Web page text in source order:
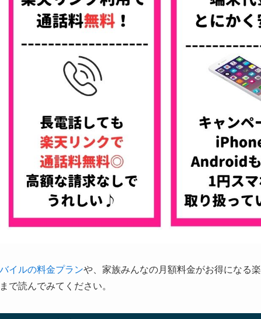
イルの料金プランや、家族みんなの月額料金がお得になる
で読んでみてください。